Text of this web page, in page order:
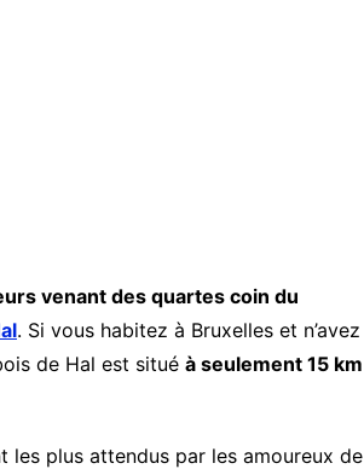
venant des quartes coin du
. Si vous habitez à Bruxelles et n’avez
de Hal est situé à seulement 15 km
les plus attendus par les amoureux de